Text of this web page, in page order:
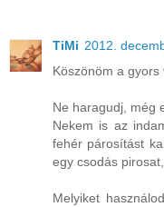
TiMi 2012.
Köszönöm a gyors
Ne haragudj, még
Nekem is az
fehér párosítást
egy csodás
Melyiket